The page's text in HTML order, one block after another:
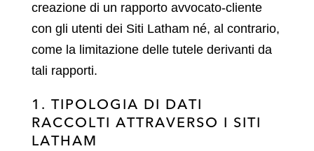
creazione di un rapporto avvocato-cliente
con gli utenti dei Siti Latham né, al contrario,
come la limitazione delle tutele derivanti da
tali rapporti.
1. TIPOLOGIA DI DATI
RACCOLTI ATTRAVERSO I SITI
LATHAM